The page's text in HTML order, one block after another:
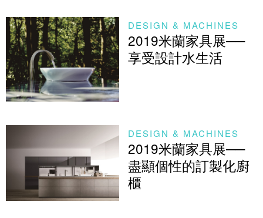
DESIGN & MACHINES
2019米蘭家具展──
享受設計水生活
DESIGN & MACHINES
2019米蘭家具展──
盡顯個性的訂製化廚
櫃